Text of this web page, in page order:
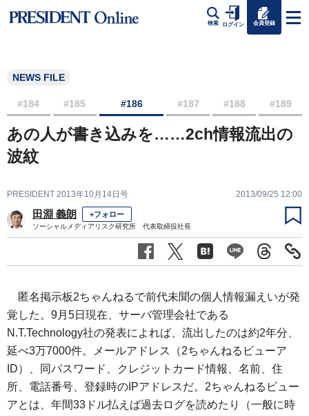
検索 ログイン 会員登録
NEWS FILE
#184 #185 #186 #187 #188 #189
あの人が書き込みを……2ch情報流出の
波紋
PRESIDENT 2013年10月14日号 2013/09/25 12:00
田淵 義朗 +フォロー
ソーシャルメディアリスク研究所 代表取締役社長
匿名掲示板2ちゃんねるで前代未聞の個人情報漏えいが発
覚した。9月5日現在、サーバ管理会社である
N.T.Technology社の発表によれば、流出したのは約2年分、
延べ3万7000件。メールアドレス（2ちゃんねるビューア
ID）、同パスワード、クレジットカード情報、名前、住
所、電話番号、登録時のIPアドレスだ。2ちゃんねるビュー
アとは、年間33ドル払えば過去ログを読めたり（一般に時